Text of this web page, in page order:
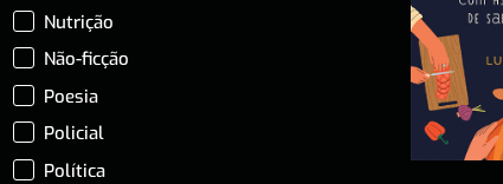
Nutrição
Não-ficção
Poesia
Policial
Política